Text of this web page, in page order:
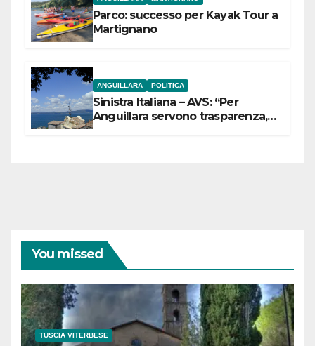
Parco: successo per Kayak Tour a
Martignano
ANGUILLARA POLITICA
Sinistra Italiana – AVS: “Per
Anguillara servono trasparenza,
You missed
TUSCIA VITERBESE